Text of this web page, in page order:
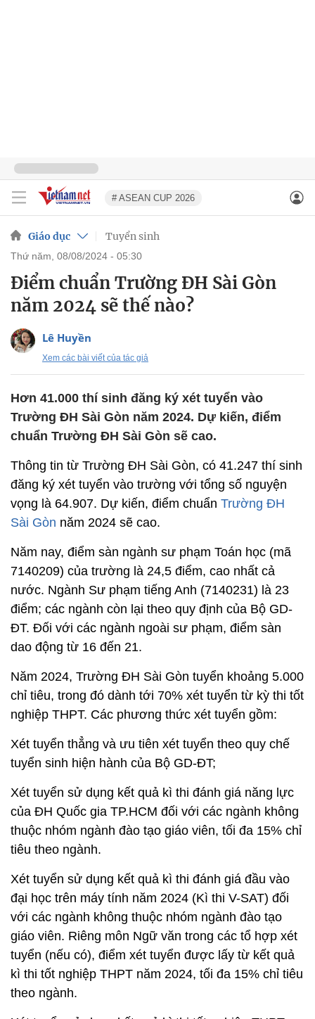
# ASEAN CUP 2026
Giáo dục Tuyển sinh
thứ năm, 08/08/2024 - 05:30
Điểm chuẩn Trường ĐH Sài Gòn
năm 2024 sẽ thế nào?
Lê Huyền
Xem các bài viết của tác giả
Hơn 41.000 thí sinh đăng ký xét tuyển vào
Trường ĐH Sài Gòn năm 2024. Dự kiến, điểm
chuẩn Trường ĐH Sài Gòn sẽ cao.
Thông tin từ Trường ĐH Sài Gòn, có 41.247 thí sinh
đăng ký xét tuyển vào trường với tổng số nguyện
vọng là 64.907. Dự kiến, điểm chuẩn Trường ĐH
Sài Gòn năm 2024 sẽ cao.
Năm nay, điểm sàn ngành sư phạm Toán học (mã
7140209) của trường là 24,5 điểm, cao nhất cả
nước. Ngành Sư phạm tiếng Anh (7140231) là 23
điểm; các ngành còn lại theo quy định của Bộ GD-
ĐT. Đối với các ngành ngoài sư phạm, điểm sàn
dao động từ 16 đến 21.
Năm 2024, Trường ĐH Sài Gòn tuyển khoảng 5.000
chỉ tiêu, trong đó dành tới 70% xét tuyển từ kỳ thi tốt
nghiệp THPT. Các phương thức xét tuyển gồm:
Xét tuyển thẳng và ưu tiên xét tuyển theo quy chế
tuyển sinh hiện hành của Bộ GD-ĐT;
Xét tuyển sử dụng kết quả kì thi đánh giá năng lực
của ĐH Quốc gia TP.HCM đối với các ngành không
thuộc nhóm ngành đào tạo giáo viên, tối đa 15% chỉ
tiêu theo ngành.
Xét tuyển sử dụng kết quả kì thi đánh giá đầu vào
đại học trên máy tính năm 2024 (Kì thi V-SAT) đối
với các ngành không thuộc nhóm ngành đào tạo
giáo viên. Riêng môn Ngữ văn trong các tổ hợp xét
tuyển (nếu có), điểm xét tuyển được lấy từ kết quả
kì thi tốt nghiệp THPT năm 2024, tối đa 15% chỉ tiêu
theo ngành.